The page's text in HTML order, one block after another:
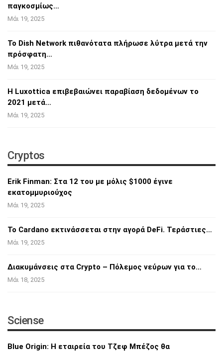
παγκοσμίως…
Μάι 19, 2025
Το Dish Network πιθανότατα πλήρωσε λύτρα μετά την
πρόσφατη…
Μάι 19, 2025
Η Luxottica επιβεβαιώνει παραβίαση δεδομένων το
2021 μετά…
Μάι 19, 2025
Cryptos
Erik Finman: Στα 12 του με μόλις $1000 έγινε
εκατομμυριούχος
Μάι 19, 2025
Το Cardano εκτινάσσεται στην αγορά DeFi. Τεράστιες…
Μάι 19, 2025
Διακυμάνσεις στα Crypto – Πόλεμος νεύρων για το…
Μάι 18, 2025
Sciense
Blue Origin: Η εταιρεία του Τζεφ Μπέζος θα